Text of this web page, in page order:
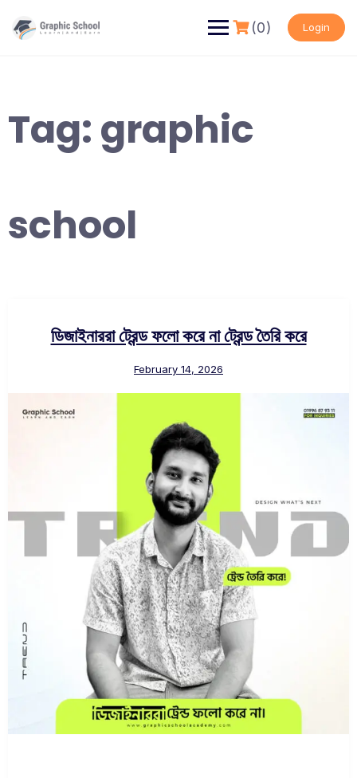
content
(0) Login
Tag:graphic
school
ডিজাইনাররা ট্রেন্ড ফলো করে না ট্রেন্ড তৈরি করে
February 14, 2026